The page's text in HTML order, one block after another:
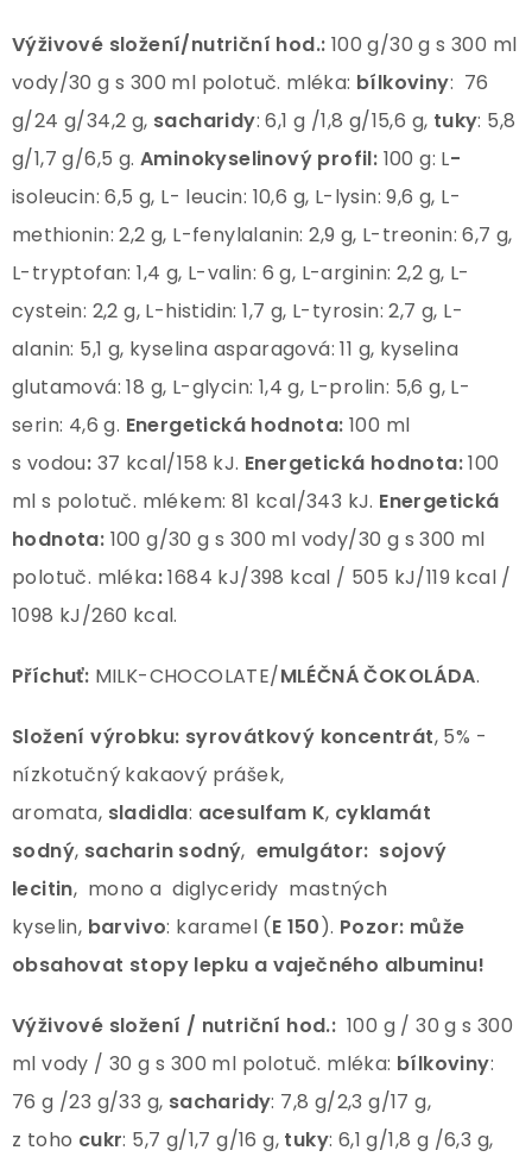
Výživové složení/nutriční hod.: 100 g/30 g s 300 ml
vody/30 g s 300 ml polotuč. mléka: bílkoviny: 76
g/24 g/34,2 g, sacharidy: 6,1 g /1,8 g/15,6 g, tuky: 5,8
g/1,7 g/6,5 g.Aminokyselinový profil: 100 g: L-
isoleucin: 6,5 g, L- leucin: 10,6 g, L-lysin: 9,6 g, L-
methionin: 2,2 g, L-fenylalanin: 2,9 g, L-treonin: 6,7 g,
L-tryptofan: 1,4 g, L-valin: 6 g, L-arginin: 2,2 g, L-
cystein: 2,2 g, L-histidin: 1,7 g, L-tyrosin: 2,7 g, L-
alanin: 5,1 g, kyselina asparagová: 11 g, kyselina
glutamová: 18 g, L-glycin: 1,4 g, L-prolin: 5,6 g, L-
serin: 4,6 g. Energetická hodnota: 100 ml
s vodou: 37 kcal/158 kJ. Energetická hodnota:100
ml s polotuč. mlékem: 81 kcal/343 kJ. Energetická
hodnota: 100 g/30 g s 300 ml vody/30 g s 300 ml
polotuč. mléka:1684 kJ/398 kcal / 505 kJ/119 kcal /
1098 kJ/260 kcal.
Příchuť: MILK-CHOCOLATE/MLÉČNÁ ČOKOLÁDA.
Složení výrobku: syrovátkový koncentrát, 5% -
nízkotučný kakaový prášek,
aromata, sladidla: acesulfam K, cyklamát
sodný, sacharin sodný, emulgátor: sojový
lecitin, mono a diglyceridy mastných
kyselin, barvivo: karamel (E 150). Pozor: může
obsahovat stopy lepku a vaječného albuminu!
Výživové složení / nutriční hod.: 100 g / 30 g s 300
ml vody / 30 g s 300 ml polotuč. mléka: bílkoviny:
76 g /23 g/33 g, sacharidy: 7,8 g/2,3 g/17 g,
z toho cukr: 5,7 g/1,7 g/16 g, tuky: 6,1 g/1,8 g /6,3 g,